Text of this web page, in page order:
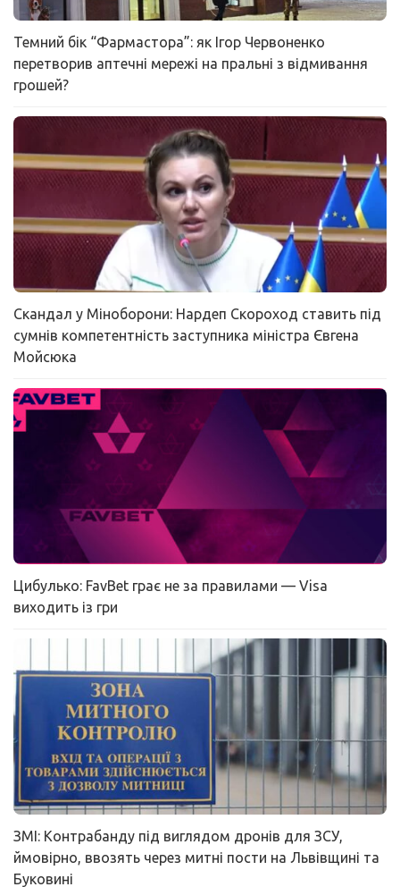
Темний бік “Фармастора”: як Ігор Червоненко
перетворив аптечні мережі на пральні з відмивання
грошей?
Скандал у Міноборони: Нардеп Скороход ставить під
сумнів компетентність заступника міністра Євгена
Мойсюка
Цибулько: FavBet грає не за правилами — Visa
виходить із гри
ЗМІ: Контрабанду під виглядом дронів для ЗСУ,
ймовірно, ввозять через митні пости на Львівщині та
Буковині